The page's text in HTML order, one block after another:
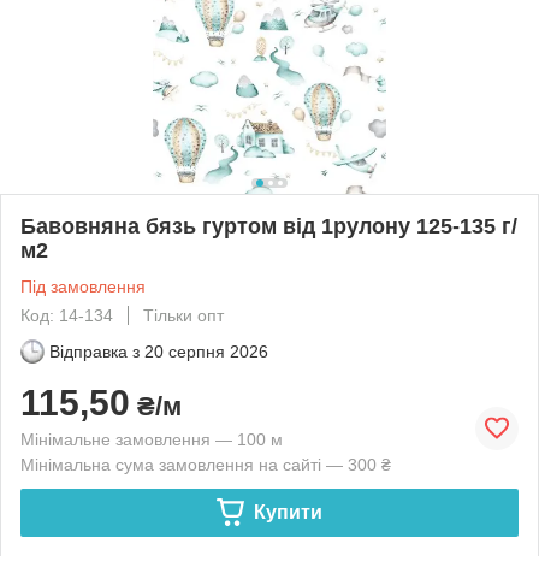
Бавовняна бязь гуртом від 1рулону 125-135 г/
м2
Під замовлення
Код: 14-134
Тільки опт
Відправка з 20 серпня 2026
115,50 ₴/м
Мінімальне замовлення — 100 м
Мінімальна сума замовлення на сайті — 300 ₴
Купити